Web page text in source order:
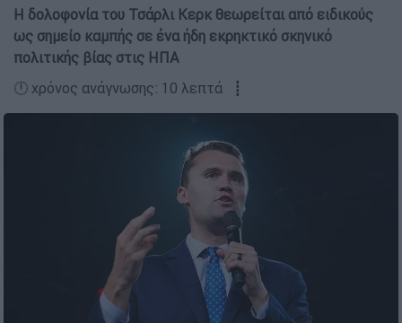
Η δολοφονία του Τσάρλι Κερκ θεωρείται από ειδικούς
ως σημείο καμπής σε ένα ήδη εκρηκτικό σκηνικό
πολιτικής βίας στις ΗΠΑ
🕛 χρόνος ανάγνωσης: 10 λεπτά ┋